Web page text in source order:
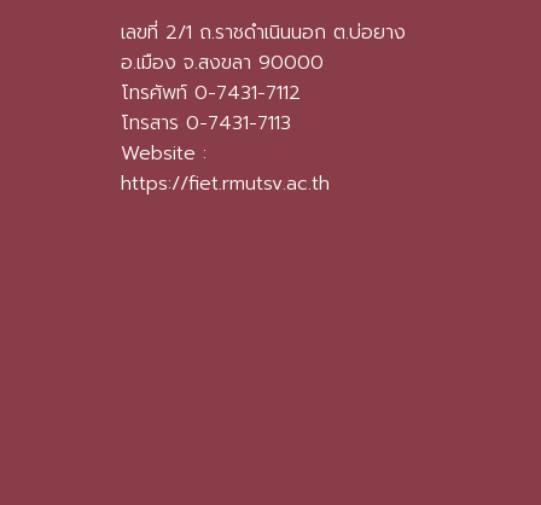
เลขที่ 2/1 ถ.ราชดำเนินนอก ต.บ่อยาง
อ.เมือง จ.สงขลา 90000
โทรศัพท์ 0-7431-7112
โทรสาร 0-7431-7113
Website :
https://fiet.rmutsv.ac.th